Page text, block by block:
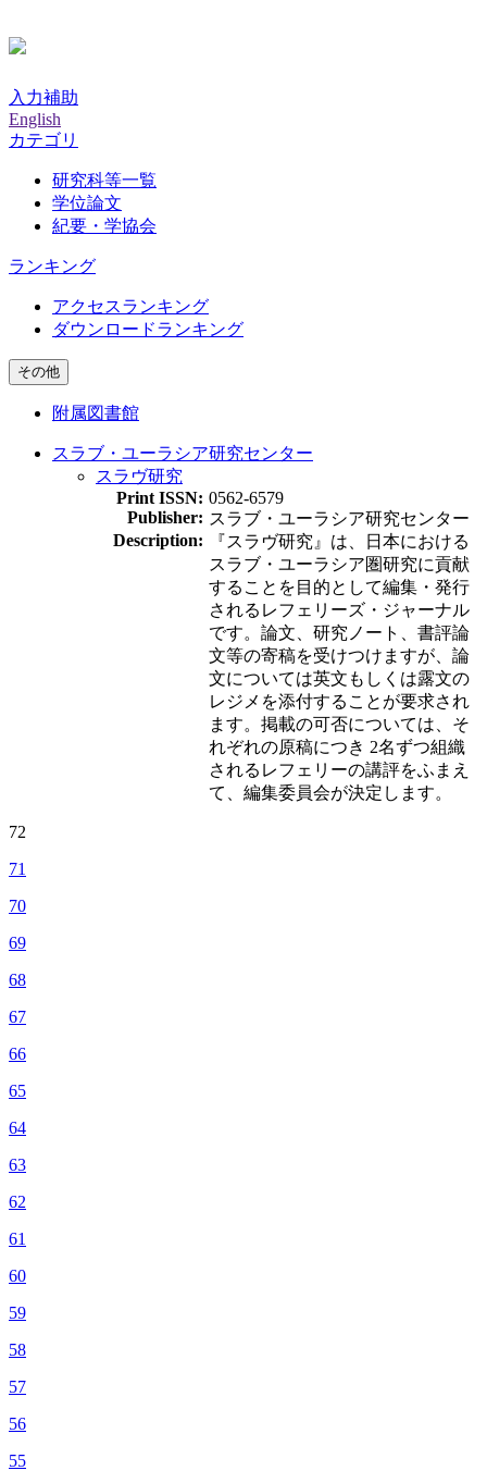
入力補助
English
カテゴリ
研究科等一覧
学位論文
紀要・学協会
ランキング
アクセスランキング
ダウンロードランキング
その他
附属図書館
スラブ・ユーラシア研究センター
スラヴ研究
Print ISSN: 0562-6579
Publisher: スラブ・ユーラシア研究センター
Description:
『スラヴ研究』は、日本における
スラブ・ユーラシア圏研究に貢献
することを目的として編集・発行
されるレフェリーズ・ジャーナル
です。論文、研究ノート、書評論
文等の寄稿を受けつけますが、論
文については英文もしくは露文の
レジメを添付することが要求され
ます。掲載の可否については、そ
れぞれの原稿につき 2名ずつ組織
されるレフェリーの講評をふまえ
て、編集委員会が決定します。
72
71
70
69
68
67
66
65
64
63
62
61
60
59
58
57
56
55